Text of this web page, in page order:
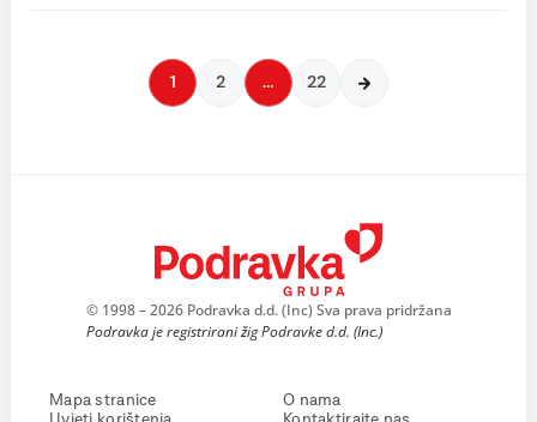
1 2 … 22
© 1998 – 2026 Podravka d.d. (Inc) Sva prava pridržana
Podravka je registrirani žig Podravke d.d. (Inc.)
Mapa stranice
O nama